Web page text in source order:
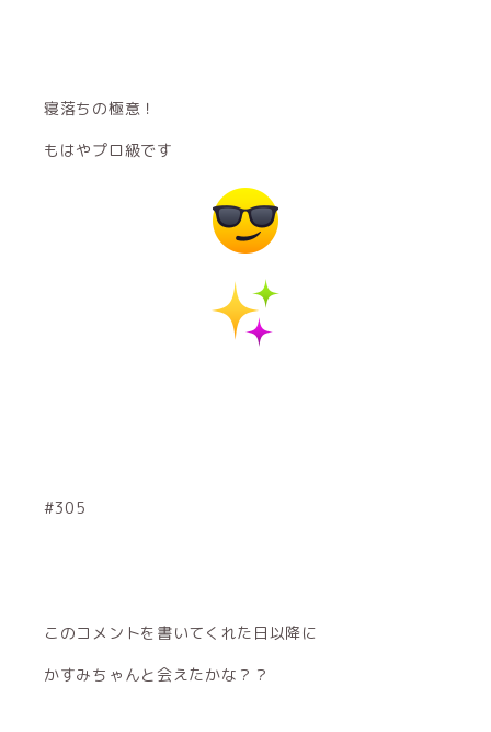
寝落ちの極意！
もはやプロ級です
#305
このコメントを書いてくれた日以降に
かすみちゃんと会えたかな？？